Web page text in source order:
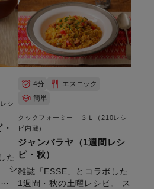
シ
た
シ
4分
エスニック
簡単
クックフォーミー ３Ｌ（210レシ
ピ内蔵）
ジャンバラヤ（1週間レシ
ピ・秋）
雑誌「ESSE」とコラボした
1週間・秋の土曜レシピ。 ス